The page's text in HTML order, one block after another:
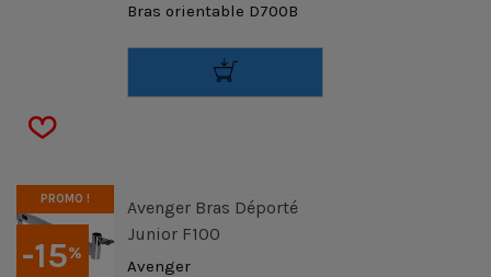
Bras orientable D700B
-15%
PROMO !
Avenger Bras Déporté
Junior F100
Avenger